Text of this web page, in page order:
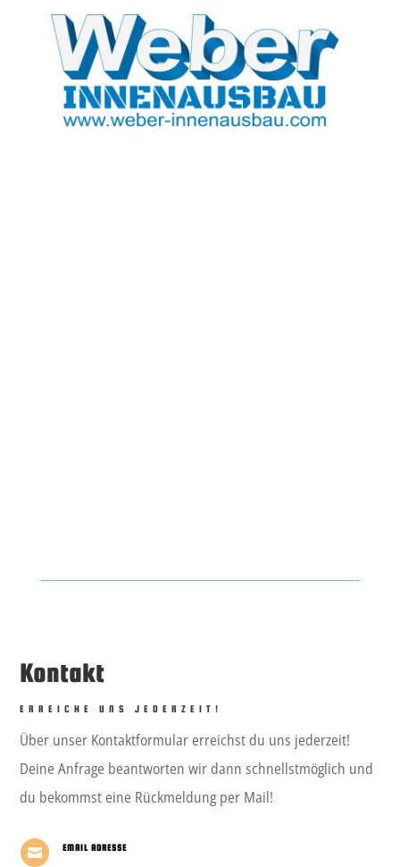
Kontakt
ERREICHE UNS JEDERZEIT!
Über unser Kontaktformular erreichst du uns jederzeit!
Deine Anfrage beantworten wir dann schnellstmöglich und
du bekommst eine Rückmeldung per Mail!
 EMAIL ADRESSE